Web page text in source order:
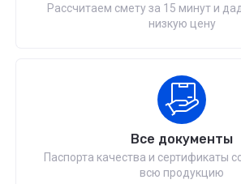
Рассчитаем смету за 15 минут и
низкую цену
Все документы
Паспорта качества и сертификаты
всю продукцию